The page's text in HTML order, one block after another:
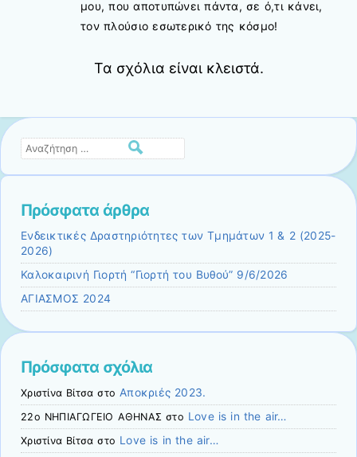
μου, που αποτυπώνει πάντα, σε ό,τι κάνει,
τον πλούσιο εσωτερικό της κόσμο!
Τα σχόλια είναι κλειστά.
Αναζήτηση
Πρόσφατα άρθρα
Ενδεικτικές Δραστηριότητες των Τμημάτων 1 & 2 (2025-
2026)
Καλοκαιρινή Γιορτή “Γιορτή του Βυθού” 9/6/2026
ΑΓΙΑΣΜΟΣ 2024
Πρόσφατα σχόλια
Χριστίνα Βίτσα στοΑποκριές 2023.
22ο ΝΗΠΙΑΓΩΓΕΙΟ ΑΘΗΝΑΣ στο Love is in the air…
Χριστίνα Βίτσα στο Love is in the air…